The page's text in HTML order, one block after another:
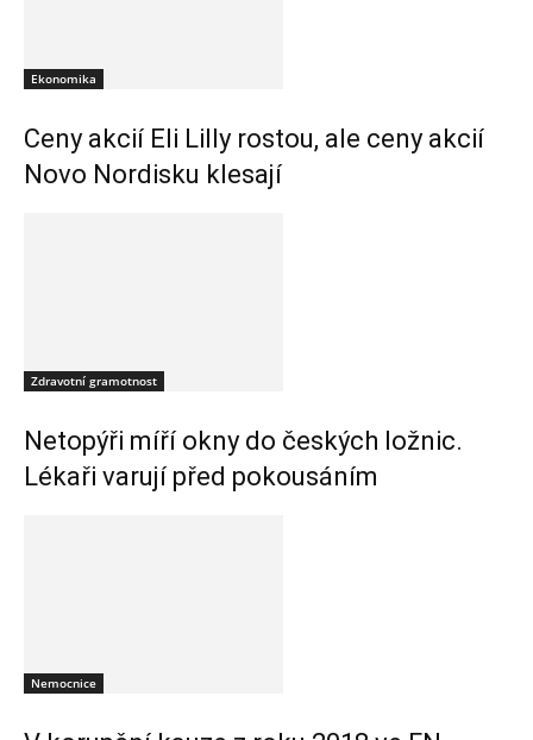
Ekonomika
Ceny akcií Eli Lilly rostou, ale ceny akcií
Novo Nordisku klesají
Zdravotní gramotnost
Netopýři míří okny do českých ložnic.
Lékaři varují před pokousáním
Nemocnice